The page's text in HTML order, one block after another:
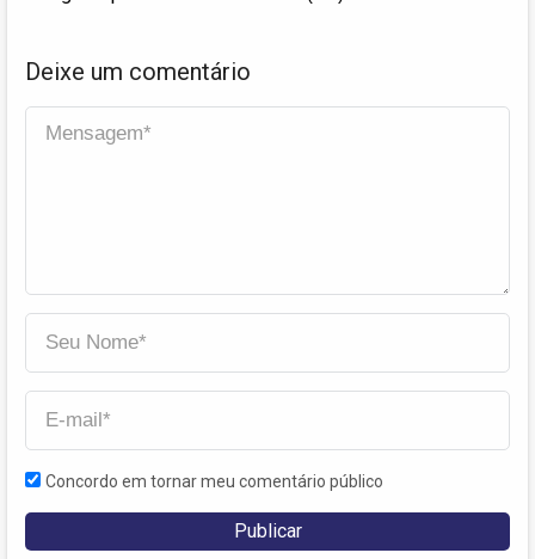
Deixe um comentário
Concordo em tornar meu comentário público